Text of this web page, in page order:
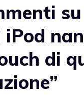
su
di